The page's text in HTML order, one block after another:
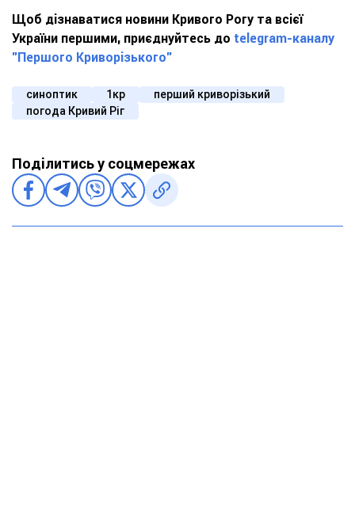
Щоб дізнаватися новини Кривого Рогу та всієї
України першими, приєднуйтесь до telegram-каналу
"Першого Криворізького"
синоптик 1кр
перший криворізький
погода Кривий Ріг
Поділитись у соцмережах